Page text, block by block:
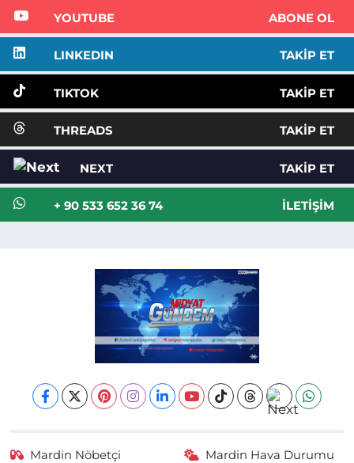
YOUTUBE ABONE OL
LINKEDIN TAKIP ET
TIKTOK TAKIP ET
THREADS TAKIP ET
NEXT TAKIP ET
+ 90 533 652 36 74 İLETIŞIM
Mardin Nöbetçi
Mardin Hava Durumu